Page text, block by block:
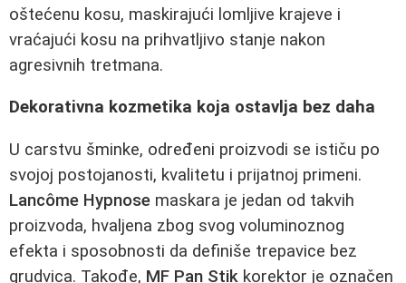
oštećenu kosu, maskirajući lomljive krajeve i
vraćajući kosu na prihvatljivo stanje nakon
agresivnih tretmana.
Dekorativna kozmetika koja ostavlja bez daha
U carstvu šminke, određeni proizvodi se ističu po
svojoj postojanosti, kvalitetu i prijatnoj primeni.
Lancôme Hypnose maskara je jedan od takvih
proizvoda, hvaljena zbog svog voluminoznog
efekta i sposobnosti da definiše trepavice bez
grudvica. Takođe, MF Pan Stik korektor je označen